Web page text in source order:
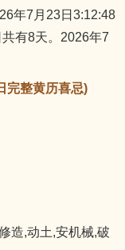
狗
年7月23日3:12:48
有8天。2026年7
完整黄历喜忌)
造,动土,安机械,破